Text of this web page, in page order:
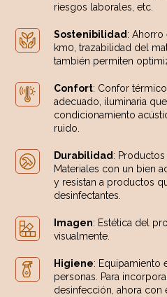
riesgos laborales, etc.
Sostenibilidad: Ahorro
km0, trazabilidad del
también permiten
Confort: Confor
adecuado, iluminaria
condicionamiento
ruido.
Durabilidad:
Materiales con un bien
y resistan a productos
desinfectantes.
Imagen: Estética del
visualmente.
Higiene: Equipamiento
personas. Para
desinfección, ahora con